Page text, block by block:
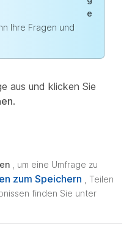
e
Ihre Fragen und
aus und klicken Sie
.
, um eine Umfrage zu
zum Speichern , Teilen
finden Sie unter